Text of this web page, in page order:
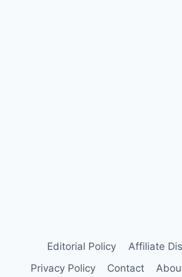
Editorial Policy
Affiliate
Privacy Policy
Contact